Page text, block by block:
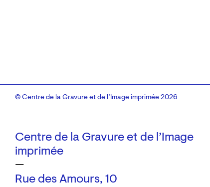
Centre de la Gravure et de l’Image
imprimée
—
Rue des Amours, 10
© Centre de la Gravure et de l’Image imprimée 2026